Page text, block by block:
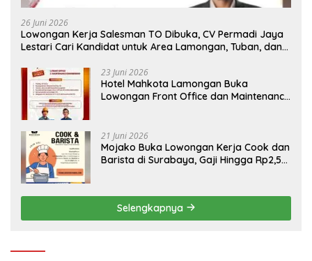
26 Juni 2026
Lowongan Kerja Salesman TO Dibuka, CV Permadi Jaya
Lestari Cari Kandidat untuk Area Lamongan, Tuban, dan
23 Juni 2026
Hotel Mahkota Lamongan Buka
Lowongan Front Office dan Maintenance
21 Juni 2026
Mojako Buka Lowongan Kerja Cook dan
Barista di Surabaya, Gaji Hingga Rp2,5
Selengkapnya